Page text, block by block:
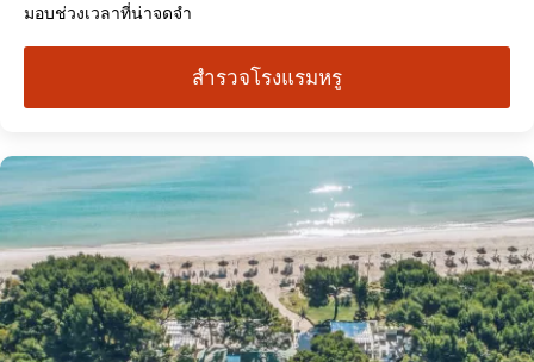
มอบช่วงเวลาที่น่าจดจำ
สำรวจโรงแรมหรู